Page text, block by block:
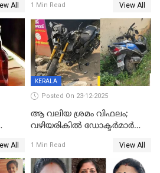
രൂപ
All
കണ്ടെത്താൻ ഇന്ന് കോർ
കമ്മിറ്റി കൂടിയില്ല';
അതൃപ്തിയുമായി ദീപ്തി മേരി
വർഗീസ്
1 Min Read View All
All
KERALA
Posted On 23-12-2025
ആ വലിയ ശ്രമം വിഫലം;
വഴിയരികില്‍ ‌ഡോക്ടര്‍മാര്‍
മരണത്തിന് കീഴടങ്ങി
1 Min Read View All